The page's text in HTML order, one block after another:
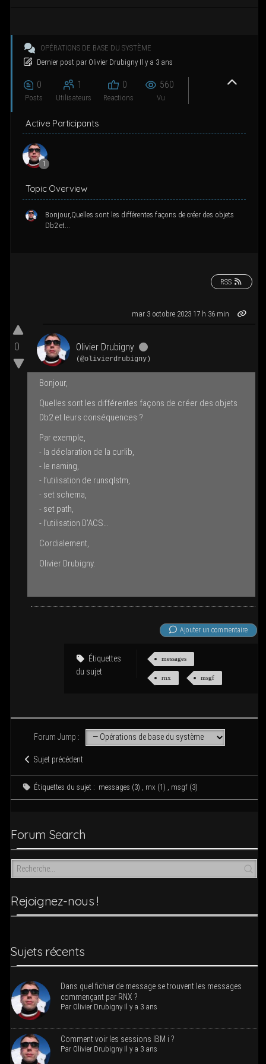
OPÉ­RA­TIONS DE BASE DU SYSTÈME
Der­nier post par Oli­vier Dru­bi­gny Il y a 3 ans
0
Posts
1
Uti­li­sa­teurs
0
Reac­tions
560
Vu
Active Participants
1
Topic Overview
Bonjour,Quelles sont les différentes façons de créer des objets
Db2 et...
RSS
0
mar 3 octobre 2023 17 h 36 min
Oli­vier Dru­bi­gny
(@olivierdrubigny)
Bon­jour,
Quelles sont les dif­fé­rentes façons de créer des objets
Db2 et leurs conséquences ?
Par exemple,
- la décla­ra­tion de la cur­lib,
- le naming,
- l’u­ti­li­sa­tion de runs­ql­stm,
- set sche­ma,
- set path,
- l’u­ti­li­sa­tion D’ACS…
Cor­dia­le­ment,
Oli­vier Drubigny.
Ajou­ter un com­men­taire
Éti­quettes
du sujet
messages
rnx msgf
Forum Jump :
Sujet précédent
Éti­quettes du sujet : mes­sages (3) , rnx (1) , msgf (3)
Forum Search
Rejoi­­gnez-nous !
Sujets récents
Dans quel fichier de mes­sage se trouvent les mes­sages
com­men­çant par RNX ?
Par Oli­vier Dru­bi­gny Il y a 3 ans
Com­ment voir les ses­sions IBM i ?
Par Oli­vier Dru­bi­gny Il y a 3 ans